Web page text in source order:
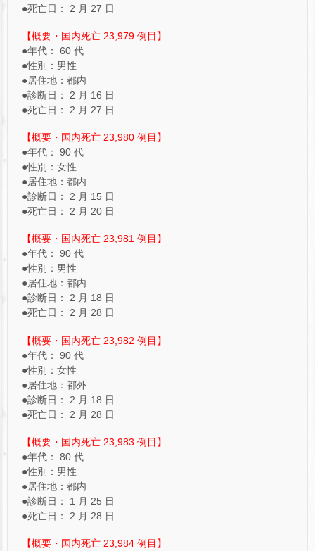
●死亡日： 2 月 27 日
【概要・国内死亡 23,979 例目】
●年代： 60 代
●性別：男性
●居住地：都内
●診断日： 2 月 16 日
●死亡日： 2 月 27 日
【概要・国内死亡 23,980 例目】
●年代： 90 代
●性別：女性
●居住地：都内
●診断日： 2 月 15 日
●死亡日： 2 月 20 日
【概要・国内死亡 23,981 例目】
●年代： 90 代
●性別：男性
●居住地：都内
●診断日： 2 月 18 日
●死亡日： 2 月 28 日
【概要・国内死亡 23,982 例目】
●年代： 90 代
●性別：女性
●居住地：都外
●診断日： 2 月 18 日
●死亡日： 2 月 28 日
【概要・国内死亡 23,983 例目】
●年代： 80 代
●性別：男性
●居住地：都内
●診断日： 1 月 25 日
●死亡日： 2 月 28 日
【概要・国内死亡 23,984 例目】